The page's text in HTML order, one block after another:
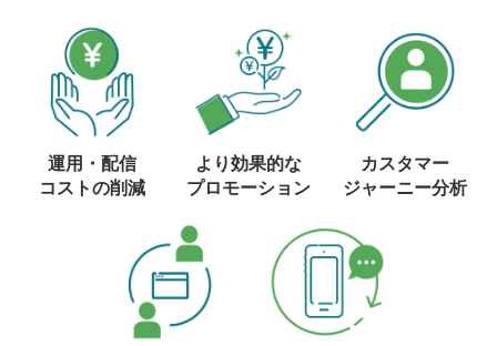
運用・配信
コストの削減
より効果的な
プロモーション
カスタマー
ジャーニー分析